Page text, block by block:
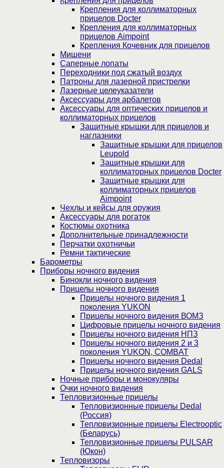
Крепления для коллиматорных
прицелов Docter
Крепления для коллиматорных
прицелов Aimpoint
Крепления Кочевник для прицелов
Мишени
Саперные лопаты
Переходники под сжатый воздух
Патроны для лазерной пристрелки
Лазерные целеуказатели
Аксессуары для арбалетов
Аксессуары для оптических прицелов и
коллиматорных прицелов
Защитные крышки для прицелов и
наглазники
Защитные крышки для прицелов
Leupold
Защитные крышки для
коллиматорных прицелов Docter
Защитные крышки для
коллиматорных прицелов
Aimpoint
Чехлы и кейсы для оружия
Аксессуары для рогаток
Костюмы охотника
Дополнительные принадлежности
Перчатки охотничьи
Ремни тактические
Барометры
Приборы ночного видения
Бинокли ночного видения
Прицелы ночного видения
Прицелы ночного видения 1
поколения YUKON
Прицелы ночного видения ВОМЗ
Цифровые прицелы ночного видения
Прицелы ночного видения НПЗ
Прицелы ночного видения 2 и 3
поколения YUKON, COMBAT
Прицелы ночного видения Dedal
Прицелы ночного видения GALS
Ночные приборы и монокуляры
Очки ночного видения
Тепловизионные прицелы
Тепловизионные прицелы Dedal
(Россия)
Тепловизионные прицелы Electrooptic
(Беларусь)
Тепловизионные прицелы PULSAR
(Юкон)
Тепловизоры